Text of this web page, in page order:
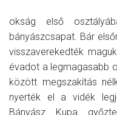
okság első
bányászcsapat. Bár
visszaverekedték
évadot a legmagasabb
között megszakítás
nyerték el a vidék
Bányász Kupa